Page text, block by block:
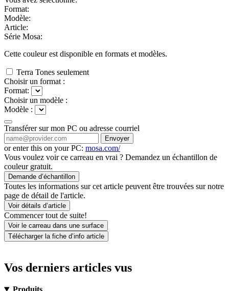
Format:
Modèle:
Article:
Série Mosa:
Cette couleur est disponible en formats et modèles.
Terra Tones seulement
Choisir un format :
Format:
Choisir un modèle :
Modèle :
Transférer sur mon PC ou adresse courriel
Envoyer
or enter this on your PC: mosa.com/
Vous voulez voir ce carreau en vrai ? Demandez un échantillon de
couleur gratuit.
Demande d’échantillon
Toutes les informations sur cet article peuvent être trouvées sur notre
page de détail de l'article.
Voir détails d’article
Commencer tout de suite!
Voir le carreau dans une surface
Télécharger la fiche d’info article
Vos derniers articles vus